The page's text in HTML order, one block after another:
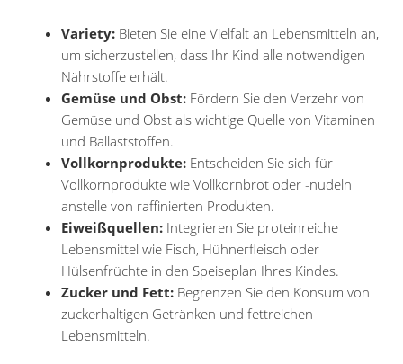
Variety: Bieten Sie eine Vielfalt an Lebensmitteln an,
um sicherzustellen, dass Ihr Kind alle notwendigen
Nährstoffe erhält.
Gemüse und Obst: Fördern Sie den Verzehr von
Gemüse und Obst als wichtige Quelle von Vitaminen
und Ballaststoffen.
Vollkornprodukte: Entscheiden Sie sich für
Vollkornprodukte wie Vollkornbrot oder -nudeln
anstelle von raffinierten Produkten.
Eiweißquellen: Integrieren Sie proteinreiche
Lebensmittel wie Fisch, Hühnerfleisch oder
Hülsenfrüchte in den Speiseplan Ihres Kindes.
Zucker und Fett: Begrenzen Sie den Konsum von
zuckerhaltigen Getränken und fettreichen
Lebensmitteln.